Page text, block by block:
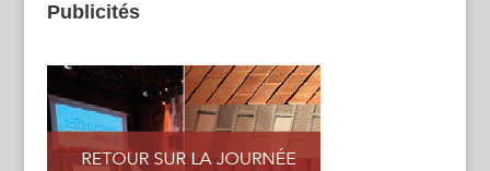
Publicités